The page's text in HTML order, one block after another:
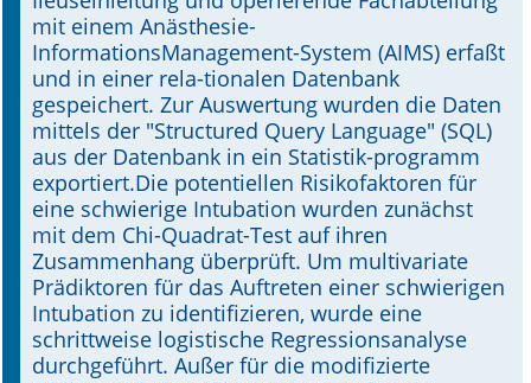
mit einem Anästhesie-
InformationsManagement-System (AIMS) erfaßt
und in einer rela-tionalen Datenbank
gespeichert. Zur Auswertung wurden die Daten
mittels der "Structured Query Language" (SQL)
aus der Datenbank in ein Statistik-programm
exportiert.Die potentiellen Risikofaktoren für
eine schwierige Intubation wurden zunächst
mit dem Chi-Quadrat-Test auf ihren
Zusammenhang überprüft. Um multivariate
Prädiktoren für das Auftreten einer schwierigen
Intubation zu identifizieren, wurde eine
schrittweise logistische Regressionsanalyse
durchgeführt. Außer für die modifizierte